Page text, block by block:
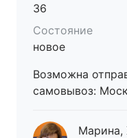
36
Состояние
новое
Возможна
самовывоз: